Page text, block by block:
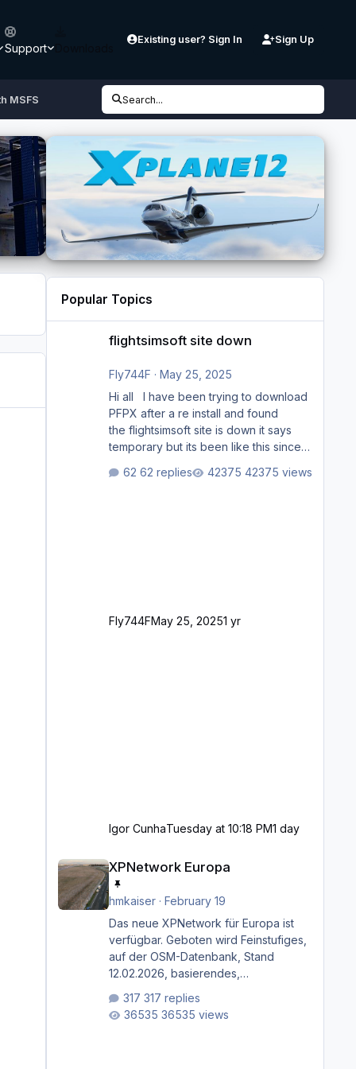
Support
Existing user? Sign In Sign Up
MSFS Search...
Popular Topics
flightsimsoft site down
flightsimsoft site down
Fly744F · May 25, 2025
Hi all I have been trying to download
PFPX after a re install and found
the flightsimsoft site is down it says
temporary but its been like this since
where i can download this from as i
62 replies 42375 views
Fly744FMay 25, 20251 yr
Igor CunhaTuesday at 10:18 PM1 day
XPNetwork Europa
hmkaiser· February 19
Das neue XPNetwork für Europa ist
verfügbar. Geboten wird Feinstufiges,
auf der OSM-Datenbank, Stand
12.02.2026, basierendes,
bestehend aus Autobahnen,
Autostraßen, primären, sekundären,
317 replies
36535 views